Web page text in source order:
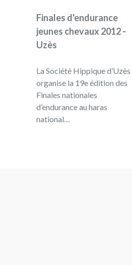
Finales d'endurance
jeunes chevaux 2012 -
Uzès
La Société Hippique d’Uzès
organise la 19e édition des
Finales nationales
d’endurance au haras
national…